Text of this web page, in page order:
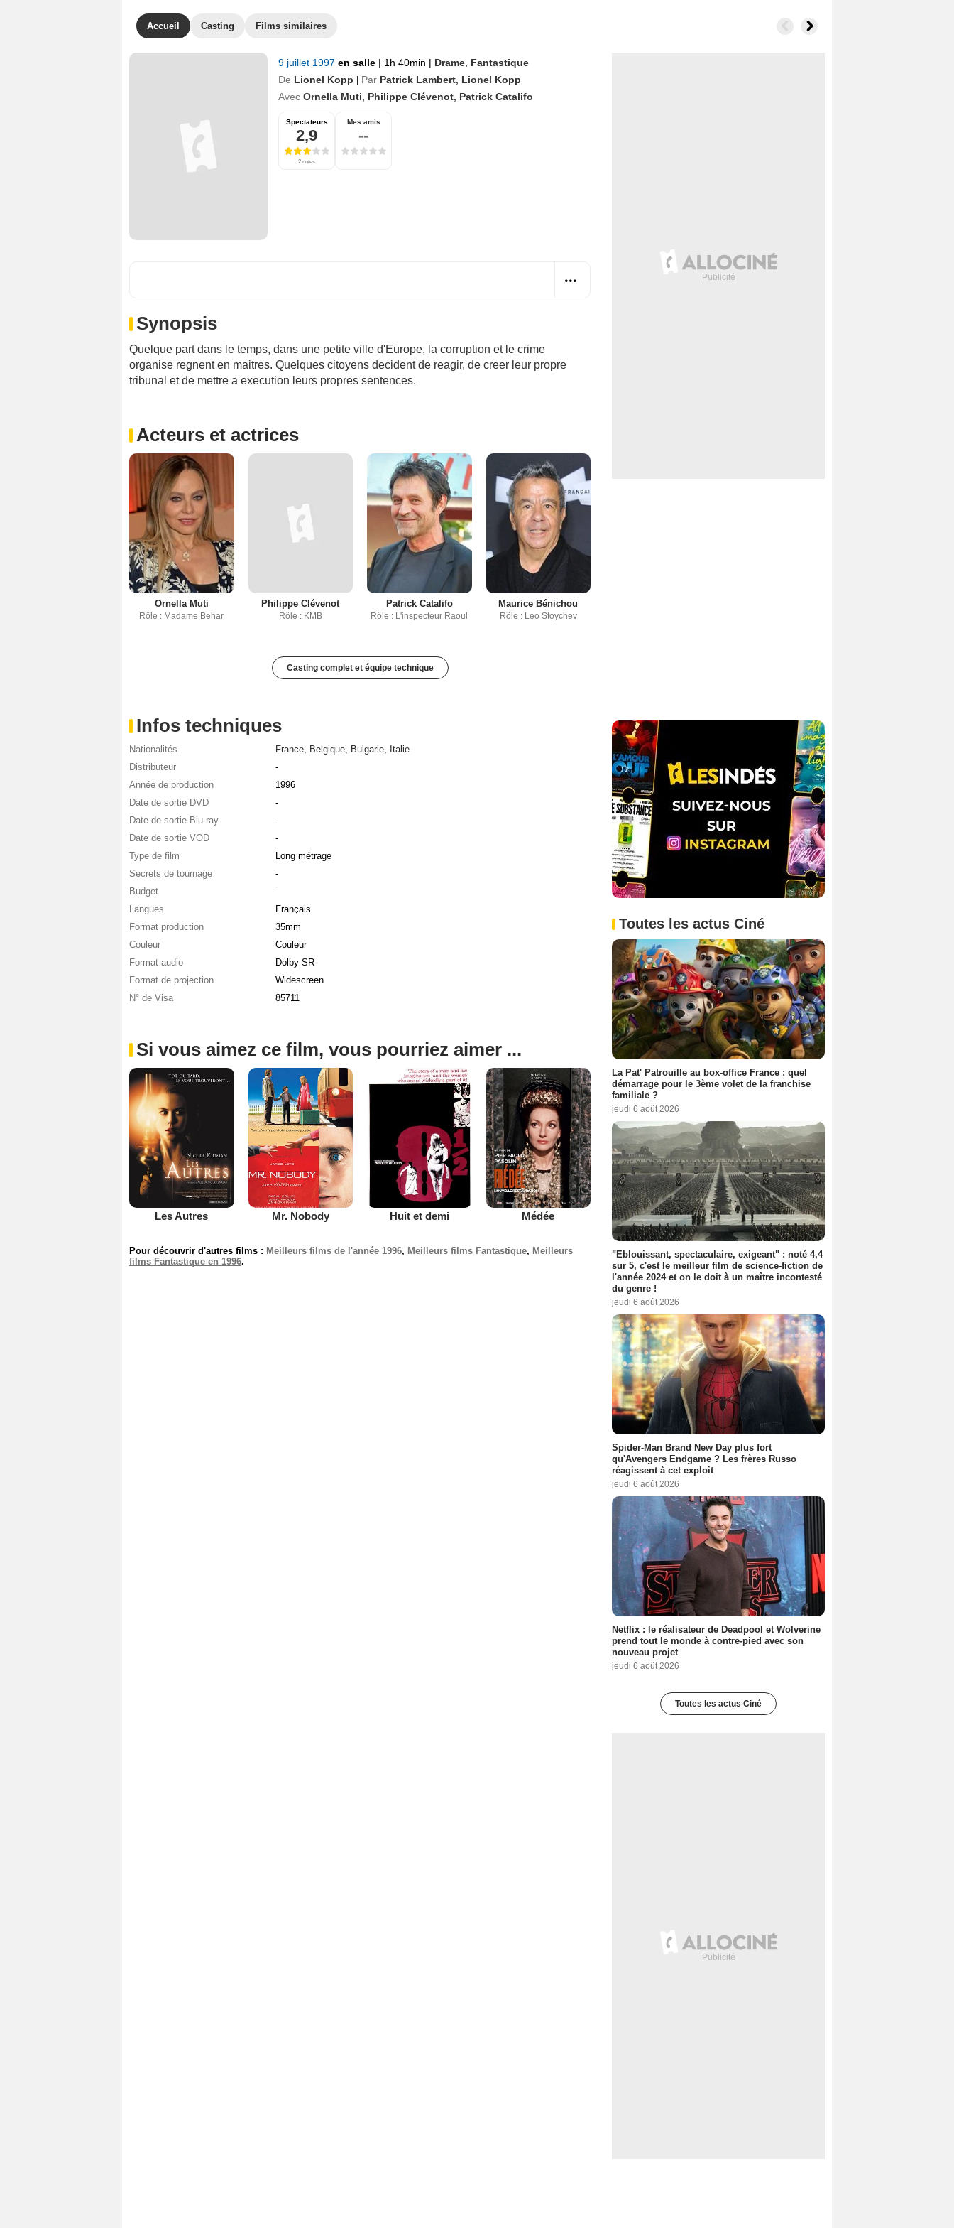
Accueil Casting Films similaires
9 juillet 1997 en salle | 1h 40min | Drame Fantastique
De Lionel Kopp Par Patrick Lambert Lionel Kopp
Avec Ornella Muti Philippe Clévenot Patrick Catalifo
Spectateurs
2,9
2 notes
Mes amis
--
Synopsis
Quelque part dans le temps, dans une petite ville d'Europe, la corruption et le crime
organise regnent en maitres. Quelques citoyens decident de reagir, de creer leur propre
tribunal et de mettre a execution leurs propres sentences.
Acteurs et actrices
Ornella Muti
Rôle : Madame Behar
Philippe Clévenot
Rôle : KMB
Patrick Catalifo
Rôle : L'inspecteur Raoul
Maurice Bénichou
Rôle : Leo Stoychev
Casting complet et équipe technique
Infos techniques
Nationalités France, Belgique, Bulgarie, Italie
Distributeur
-
Année de production
1996
Date de sortie DVD
-
Date de sortie Blu-ray
-
Date de sortie VOD
-
Type de film
Long métrage
Secrets de tournage
-
Budget
-
Langues
Français
Format production
35mm
Couleur
Couleur
Format audio
Dolby SR
Format de projection
Widescreen
N° de Visa
85711
Si vous aimez ce film, vous pourriez aimer ...
Les Autres Mr. Nobody Huit et demi Médée
Pour découvrir d'autres films : Meilleurs films de l'année 1996, Meilleurs films Fantastique, Meilleurs
films Fantastique en 1996.
Toutes les actus Ciné
La Pat' Patrouille au box-office France : quel
démarrage pour le 3ème volet de la franchise
familiale ?
jeudi 6 août 2026
"Eblouissant, spectaculaire, exigeant" : noté 4,4
sur 5, c'est le meilleur film de science-fiction de
l'année 2024 et on le doit à un maître incontesté
du genre !
jeudi 6 août 2026
Spider-Man Brand New Day plus fort
qu'Avengers Endgame ? Les frères Russo
réagissent à cet exploit
jeudi 6 août 2026
Netflix : le réalisateur de Deadpool et Wolverine
prend tout le monde à contre-pied avec son
nouveau projet
jeudi 6 août 2026
Toutes les actus Ciné